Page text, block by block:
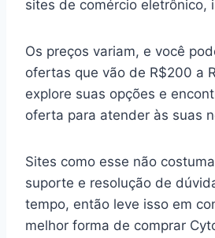
sites de comércio eletrônico,
Os preços variam, e você
ofertas que vão de R$200 a
explore suas opções e
oferta para atender às suas
Sites como esse não
suporte e resolução de
tempo, então leve isso em
melhor forma de comprar